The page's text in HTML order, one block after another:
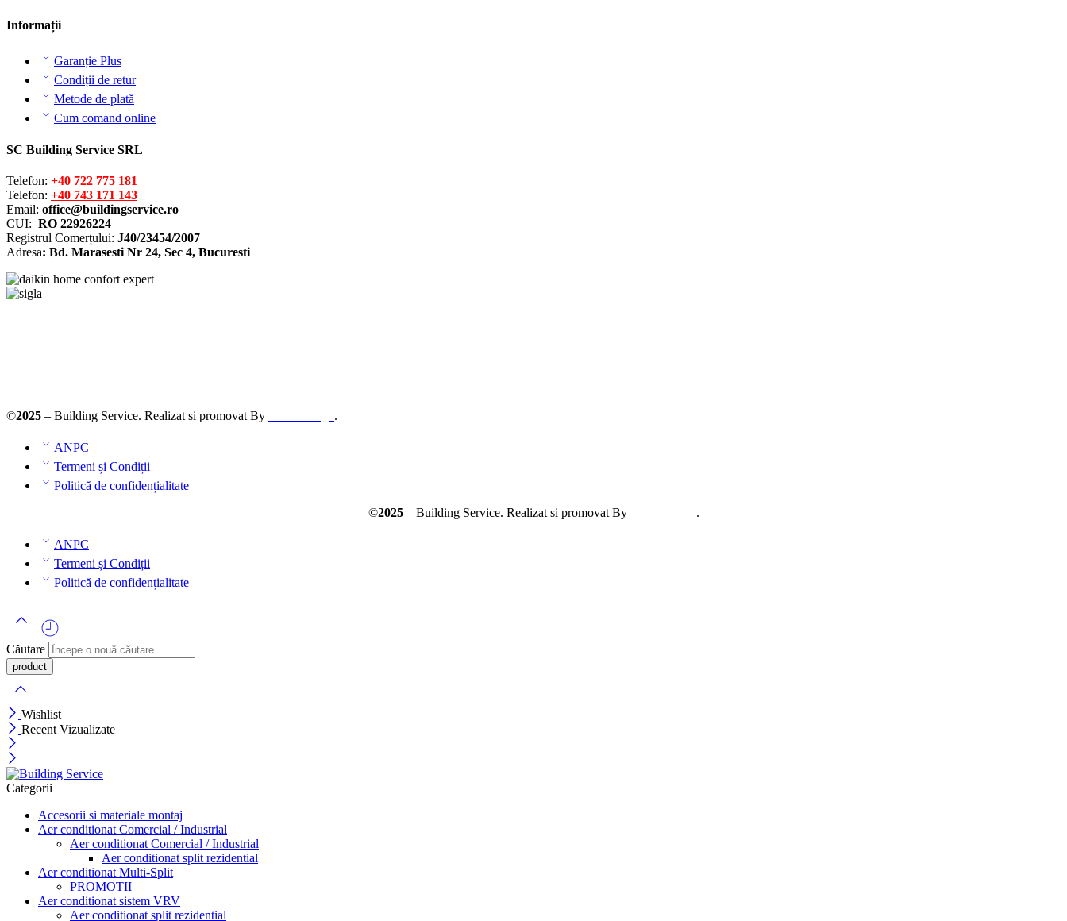
Informații
Garanție Plus
Condiții de retur
Metode de plată
Cum comand online
SC Building Service SRL
Telefon: +40 722 775 181
Telefon: +40 743 171 143
Email: office@buildingservice.ro
CUI: RO 22926224
Registrul Comerțului: J40/23454/2007
Adresa: Bd. Marasesti Nr 24, Sec 4, Bucuresti
©2025 – Building Service. Realizat si promovat By .
ANPC
Termeni și Condiții
Politică de confidențialitate
©2025– Building Service. Realizat si promovat By .
ANPC
Termeni și Condiții
Politică de confidențialitate
Căutare
Wishlist
Recent Vizualizate
Categorii
Accesorii si materiale montaj
Aer conditionat Comercial / Industrial
Aer conditionat Comercial / Industrial
Aer conditionat split rezidential
Aer conditionat Multi-Split
PROMOTII
Aer conditionat sistem VRV
Aer conditionat split rezidential